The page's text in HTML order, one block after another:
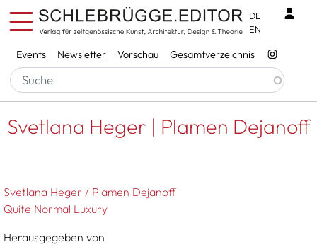
Direkt zum Inhalt
Services
Events Newsletter Vorschau Gesamtverzeichnis
DE
EN
Pfadnavigation
Startseite Svetlana Heger | Plamen Dejanoff
Svetlana Heger | Plamen Dejanoff
Svetlana Heger / Plamen Dejanoff
Quite Normal Luxury
Herausgegeben von